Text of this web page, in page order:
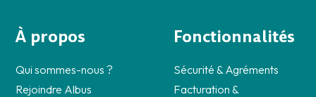
À propos
Qui sommes-nous ?
Rejoindre Albus
Fonctionnalités
Sécurité & Agréments
Facturation &